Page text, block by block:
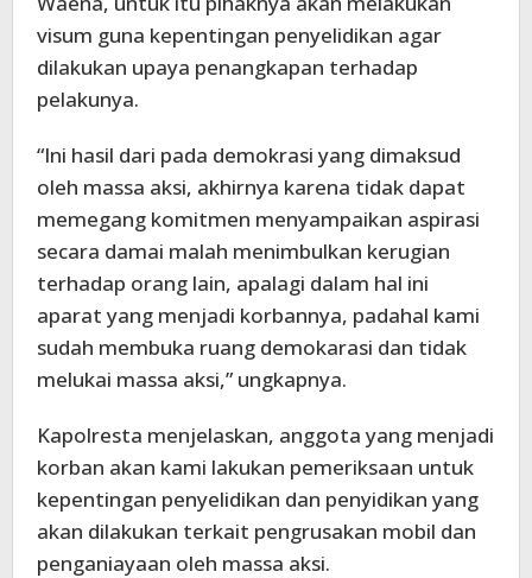
visum guna kepentingan penyelidikan agar
dilakukan upaya penangkapan terhadap
pelakunya.
“Ini hasil dari pada demokrasi yang dimaksud
oleh massa aksi, akhirnya karena tidak dapat
memegang komitmen menyampaikan aspirasi
secara damai malah menimbulkan kerugian
terhadap orang lain, apalagi dalam hal ini
aparat yang menjadi korbannya, padahal kami
sudah membuka ruang demokarasi dan tidak
melukai massa aksi,” ungkapnya.
Kapolresta menjelaskan, anggota yang menjadi
korban akan kami lakukan pemeriksaan untuk
kepentingan penyelidikan dan penyidikan yang
akan dilakukan terkait pengrusakan mobil dan
penganiayaan oleh massa aksi.